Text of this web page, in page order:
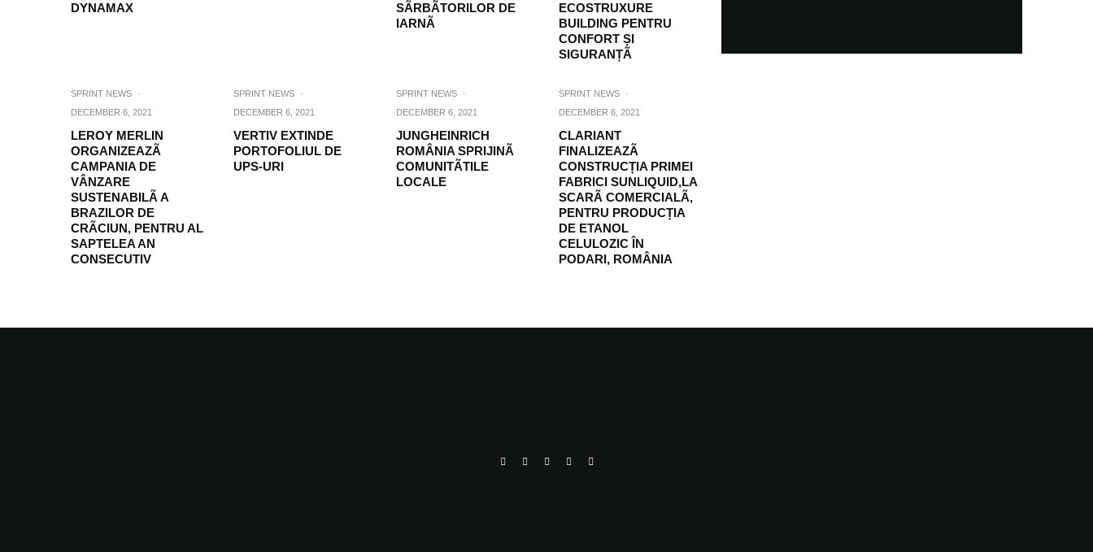
DYNAMAX
SÃRBÃTORILOR DE
IARNÃ
ECOSTRUXURE
BUILDING PENTRU
CONFORT ȘI
SIGURANȚÃ
SPRINT NEWS
·
DECEMBER 6, 2021
LEROY MERLIN
ORGANIZEAZÃ
CAMPANIA DE
VÂNZARE
SUSTENABILÃ A
BRAZILOR DE
CRÃCIUN, PENTRU AL
SAPTELEA AN
CONSECUTIV
SPRINT NEWS
·
DECEMBER 6, 2021
VERTIV EXTINDE
PORTOFOLIUL DE
UPS-URI
SPRINT NEWS
·
DECEMBER 6, 2021
JUNGHEINRICH
ROMÂNIA SPRIJINÃ
COMUNITÃTILE
LOCALE
SPRINT NEWS
·
DECEMBER 6, 2021
CLARIANT
FINALIZEAZÃ
CONSTRUCȚIA PRIMEI
FABRICI SUNLIQUID,LA
SCARÃ COMERCIALÃ,
PENTRU PRODUCȚIA
DE ETANOL
CELULOZIC ÎN
PODARI, ROMÂNIA